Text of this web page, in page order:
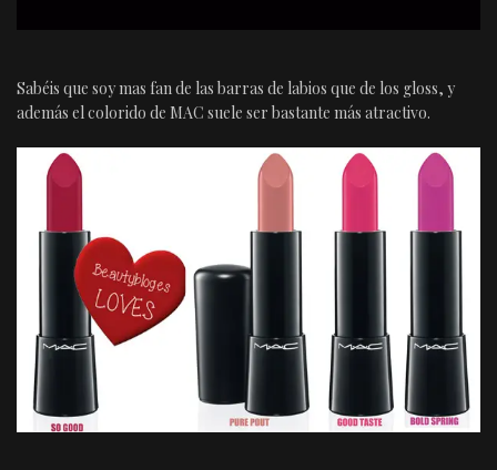
Sabéis que soy mas fan de las barras de labios que de los gloss, y
además el colorido de MAC suele ser bastante más atractivo.